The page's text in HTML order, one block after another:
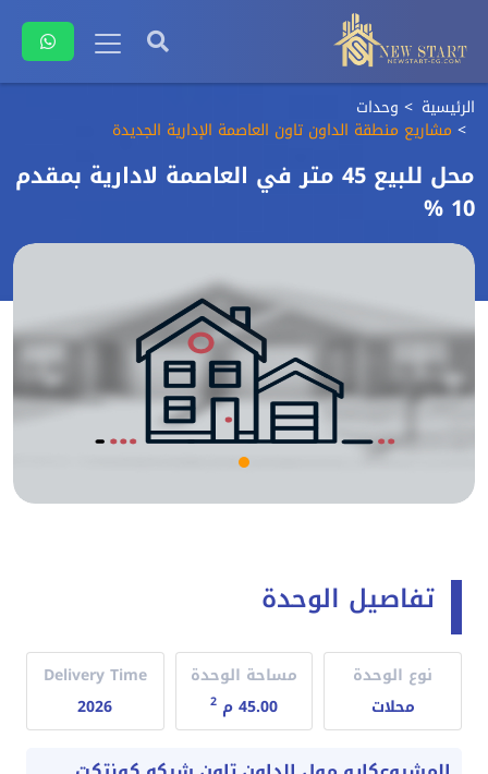
الرئيسية وحدات
مشاريع منطقة الداون تاون العاصمة الإدارية الجديدة
محل للبيع 45 متر في العاصمة لادارية بمقدم
10 %
تفاصيل الوحدة
نوع الوحدة
محلات
مساحة الوحدة
45.00 م
2
Delivery Time
2026